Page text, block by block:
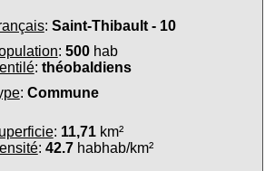
: Saint-Thibault - 10
: 500hab
: théobaldiens
: Commune
: 11,71km²
: 42.7habhab/km²